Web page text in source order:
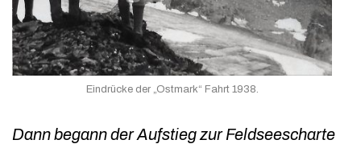
Eindrücke der „Ostmark“ Fahrt 1938.
Dann begann der Aufstieg zur Feldseescharte